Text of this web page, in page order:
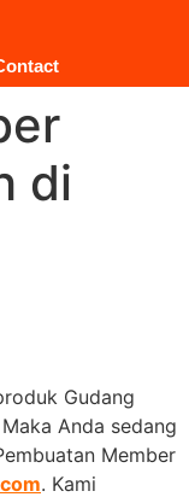
di
Gudang
Anda sedang
Member
. Kami